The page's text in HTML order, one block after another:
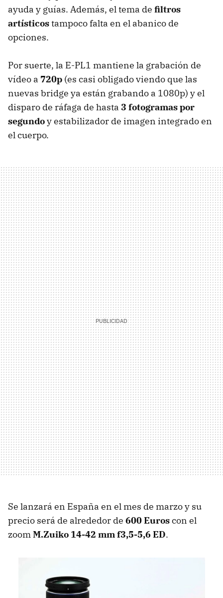
ayuda y guías. Además, el tema de filtros
artísticostampoco falta en el abanico de
opciones.
Por suerte, la E-PL1 mantiene la grabación de
vídeo a 720p (es casi obligado viendo que las
nuevas bridge ya están grabando a 1080p) y el
disparo de ráfaga de hasta 3 fotogramas por
segundoy estabilizador de imagen integrado en
el cuerpo.
Se lanzará en España en el mes de marzo y su
precio será de alrededor de 600 Euroscon el
zoomM.Zuiko 14-42 mm f3,5-5,6 ED.